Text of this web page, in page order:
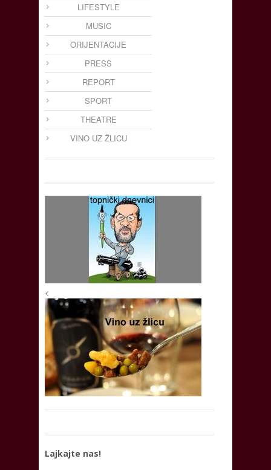
LIFESTYLE
MUSIC
ORIJENTACIJE
PRESS
REPORT
SPORT
THEATRE
VINO UZ ŽLICU
<
Lajkajte nas!